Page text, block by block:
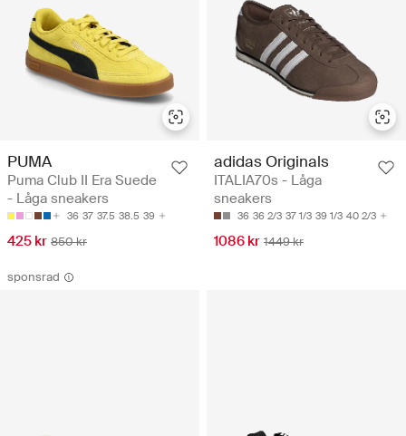
PUMA
Puma Club II Era Suede
- Låga sneakers
36 37 37.5 38.5 39
425 kr 850 kr
adidas Originals
ITALIA70s - Låga
sneakers
36 36 2/3 37 1/3 39 1/3 40 2/3
1086 kr 1449 kr
sponsrad